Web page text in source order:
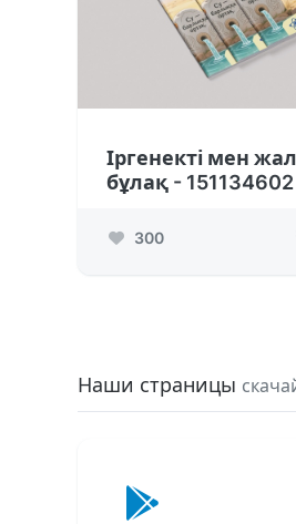
Іргенекті мен
бұлақ - 151134602
300
Наши страницы